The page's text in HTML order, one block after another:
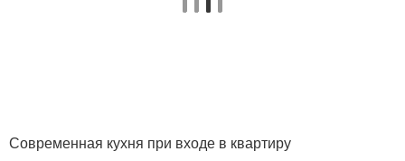
Современная кухня при входе в квартиру